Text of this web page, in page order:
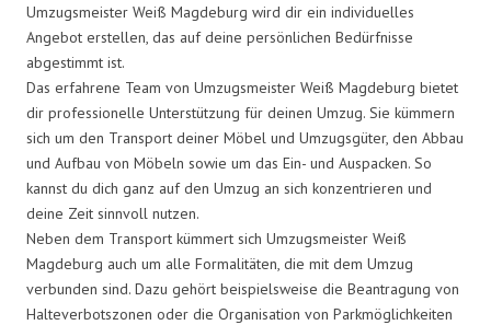
Umzugsmeister Weiß Magdeburg wird dir ein individuelles
Angebot erstellen, das auf deine persönlichen Bedürfnisse
abgestimmt ist.
Das erfahrene Team von Umzugsmeister Weiß Magdeburg bietet
dir professionelle Unterstützung für deinen Umzug. Sie kümmern
sich um den Transport deiner Möbel und Umzugsgüter, den Abbau
und Aufbau von Möbeln sowie um das Ein- und Auspacken. So
kannst du dich ganz auf den Umzug an sich konzentrieren und
deine Zeit sinnvoll nutzen.
Neben dem Transport kümmert sich Umzugsmeister Weiß
Magdeburg auch um alle Formalitäten, die mit dem Umzug
verbunden sind. Dazu gehört beispielsweise die Beantragung von
Halteverbotszonen oder die Organisation von Parkmöglichkeiten